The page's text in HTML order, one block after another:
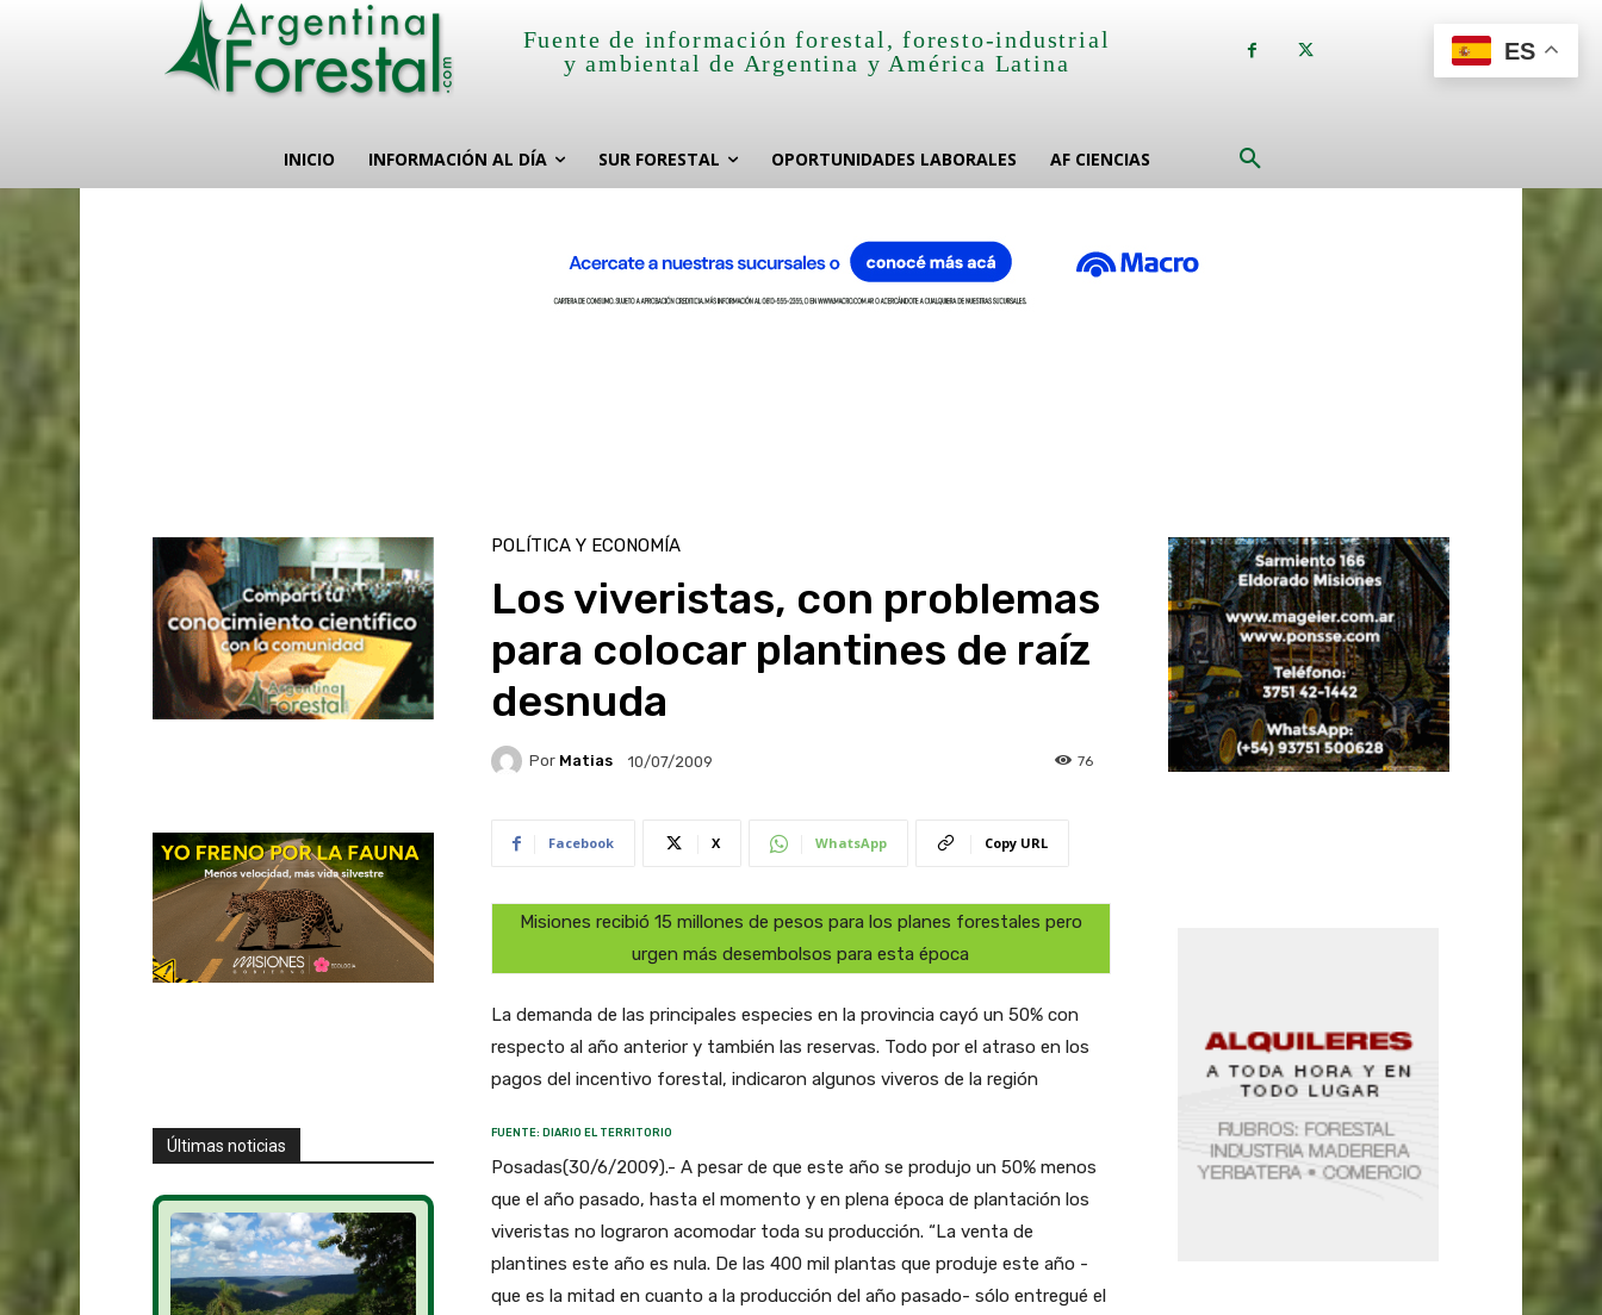
Fuente de información forestal, foresto-industrial
y ambiental de Argentina y América Latina
INICIO INFORMACIÓN AL DÍA SUR FORESTAL OPORTUNIDADES LABORALES AF CIENCIAS
Últimas noticias
POLÍTICA Y ECONOMÍA
Los viveristas, con problemas
para colocar plantines de raíz
desnuda
Por Matias 10/07/2009 76
Facebook X WhatsApp Copy URL
Misiones recibió 15 millones de pesos para los planes forestales pero
urgen más desembolsos para esta época
La demanda de las principales especies en la provincia cayó un 50% con
respecto al año anterior y también las reservas. Todo por el atraso en los
pagos del incentivo forestal, indicaron algunos viveros de la región
FUENTE: DIARIO EL TERRITORIO
Posadas(30/6/2009).- A pesar de que este año se produjo un 50% menos
que el año pasado, hasta el momento y en plena época de plantación los
viveristas no lograron acomodar toda su producción. “La venta de
plantines este año es nula. De las 400 mil plantas que produje este año -
que es la mitad en cuanto a la producción del año pasado- sólo entregué el
ES